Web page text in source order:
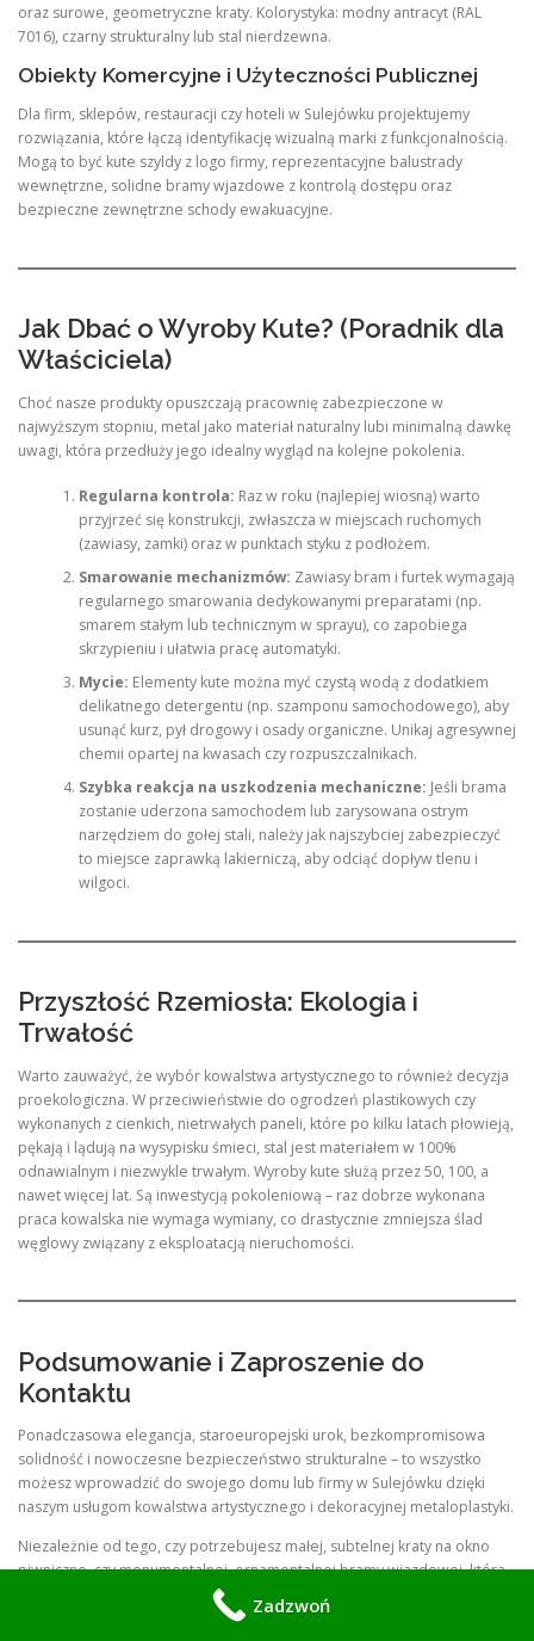
oraz surowe, geometryczne kraty. Kolorystyka: modny antracyt (RAL
7016), czarny strukturalny lub stal nierdzewna.
Obiekty Komercyjne i Użyteczności Publicznej
Dla firm, sklepów, restauracji czy hoteli w Sulejówku projektujemy
rozwiązania, które łączą identyfikację wizualną marki z funkcjonalnością.
Mogą to być kute szyldy z logo firmy, reprezentacyjne balustrady
wewnętrzne, solidne bramy wjazdowe z kontrolą dostępu oraz
bezpieczne zewnętrzne schody ewakuacyjne.
Jak Dbać o Wyroby Kute? (Poradnik dla
Właściciela)
Choć nasze produkty opuszczają pracownię zabezpieczone w
najwyższym stopniu, metal jako materiał naturalny lubi minimalną dawkę
uwagi, która przedłuży jego idealny wygląd na kolejne pokolenia.
Regularna kontrola: Raz w roku (najlepiej wiosną) warto
przyjrzeć się konstrukcji, zwłaszcza w miejscach ruchomych
(zawiasy, zamki) oraz w punktach styku z podłożem.
Smarowanie mechanizmów: Zawiasy bram i furtek wymagają
regularnego smarowania dedykowanymi preparatami (np.
smarem stałym lub technicznym w sprayu), co zapobiega
skrzypieniu i ułatwia pracę automatyki.
Mycie: Elementy kute można myć czystą wodą z dodatkiem
delikatnego detergentu (np. szamponu samochodowego), aby
usunąć kurz, pył drogowy i osady organiczne. Unikaj agresywnej
chemii opartej na kwasach czy rozpuszczalnikach.
Szybka reakcja na uszkodzenia mechaniczne: Jeśli brama
zostanie uderzona samochodem lub zarysowana ostrym
narzędziem do gołej stali, należy jak najszybciej zabezpieczyć
to miejsce zaprawką lakierniczą, aby odciąć dopływ tlenu i
wilgoci.
Przyszłość Rzemiosła: Ekologia i
Trwałość
Warto zauważyć, że wybór kowalstwa artystycznego to również decyzja
proekologiczna. W przeciwieństwie do ogrodzeń plastikowych czy
wykonanych z cienkich, nietrwałych paneli, które po kilku latach płowieją,
pękają i lądują na wysypisku śmieci, stal jest materiałem w 100%
odnawialnym i niezwykle trwałym. Wyroby kute służą przez 50, 100, a
nawet więcej lat. Są inwestycją pokoleniową – raz dobrze wykonana
praca kowalska nie wymaga wymiany, co drastycznie zmniejsza ślad
węglowy związany z eksploatacją nieruchomości.
Podsumowanie i Zaproszenie do
Kontaktu
Ponadczasowa elegancja, staroeuropejski urok, bezkompromisowa
solidność i nowoczesne bezpieczeństwo strukturalne – to wszystko
możesz wprowadzić do swojego domu lub firmy w Sulejówku dzięki
naszym usługom kowalstwa artystycznego i dekoracyjnej metaloplastyki.
Niezależnie od tego, czy potrzebujesz małej, subtelnej kraty na okno
piwniczne, czy monumentalnej, ornamentalnej bramy wjazdowej, która
zachwyci każdego przechodnia, jesteśmy gotowi podjąć się tego
zadania. Łączymy pasję dawnych rzemieślników z profesjonalizmem
Zadzwoń